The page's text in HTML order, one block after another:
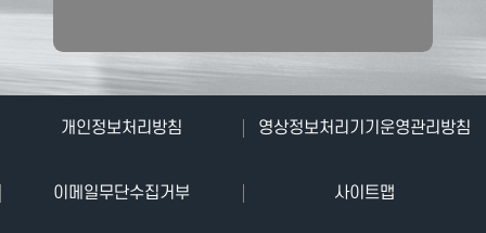
개인정보처리방침 영상정보처리기기운영관리방침
이메일무단수집거부 사이트맵
군